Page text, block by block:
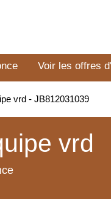
Voir les offres
vrd - JB812031039
vrd